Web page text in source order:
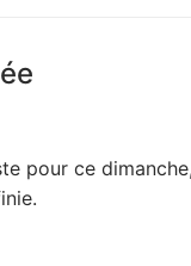
pour ce